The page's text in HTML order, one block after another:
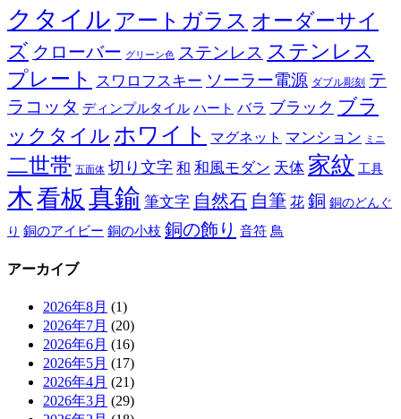
クタイル アートガラス オーダーサイ
ズ クローバー グリーン色 ステンレス ステンレス
プレート
スワロフスキー ソーラー電源 ダブル彫刻 テ
ラコッタ ディンプルタイル ハート バラ ブラック ブラ
ックタイル ホワイト マグネット マンション ミニ
二世帯 五面体 切り文字 和 和風モダン 天体 家紋 工具
木看板 真鍮 筆文字 自然石 自筆 花 銅 銅のどんぐ
り 銅のアイビー 銅の小枝 銅の飾り 音符 鳥
アーカイブ
2026年8月 (1)
2026年7月 (20)
2026年6月 (16)
2026年5月 (17)
2026年4月 (21)
2026年3月 (29)